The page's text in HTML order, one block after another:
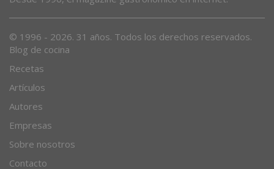
Blog de cocina
Recetas
Artículos
Autores
Empresas